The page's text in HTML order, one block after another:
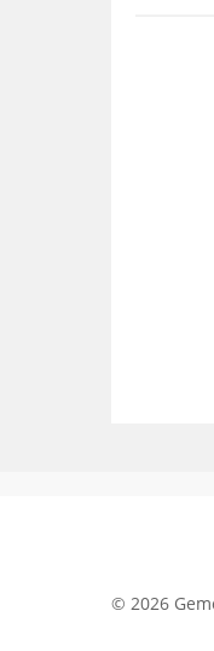
© 2026